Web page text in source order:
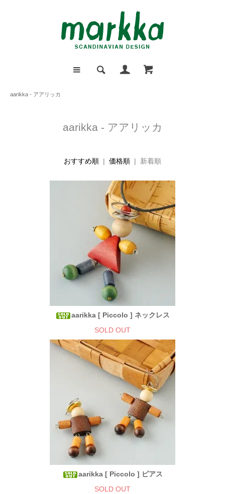
aarikka - アアリッカ
aarikka - アアリッカ
おすすめ順 | 価格順 | 新着順
aarikka [ Piccolo ] ネックレス
SOLD OUT
aarikka [ Piccolo ] ピアス
SOLD OUT